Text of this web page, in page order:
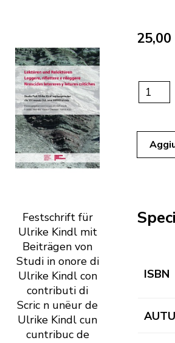
Festschrift für
Ulrike Kindl mit
Beiträgen von
Studi in onore di
Ulrike Kindl con
contributi di
Scric n unëur de
Ulrike Kindl cun
cuntribuc de
ISBN